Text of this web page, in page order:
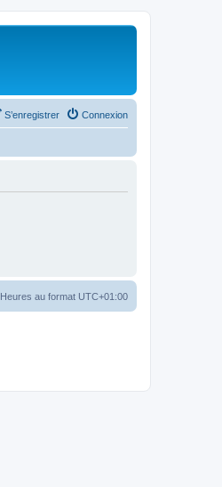
Connexion
S’enregistrer
Heures au format UTC+01:00